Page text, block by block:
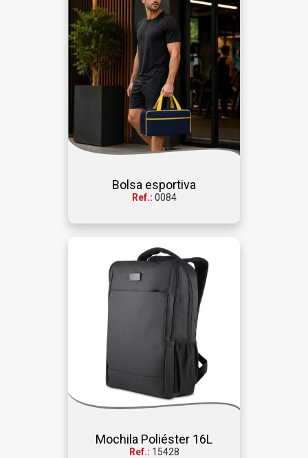
Bolsa esportiva
Ref.: 0084
Mochila Poliéster 16L
Ref.: 15428